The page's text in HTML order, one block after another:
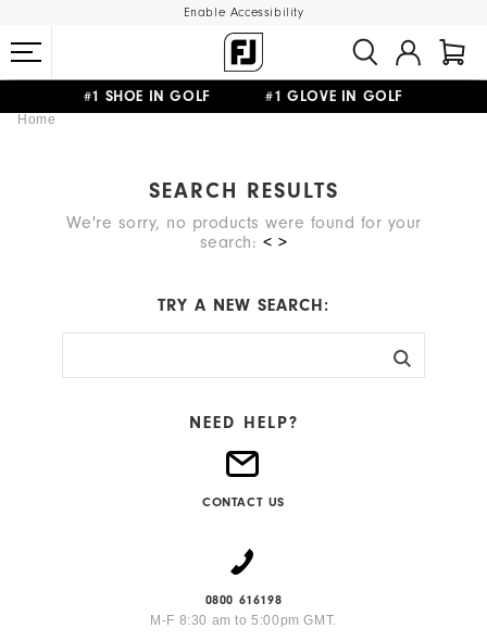
Enable Accessibility
#1 SHOE IN GOLF #1 GLOVE IN GOLF
Home
SEARCH RESULTS
We're sorry, no products were found for your
search: < >
TRY A NEW SEARCH:
NEED HELP?
CONTACT US
0800 616198
M-F 8:30 am to 5:00pm GMT.